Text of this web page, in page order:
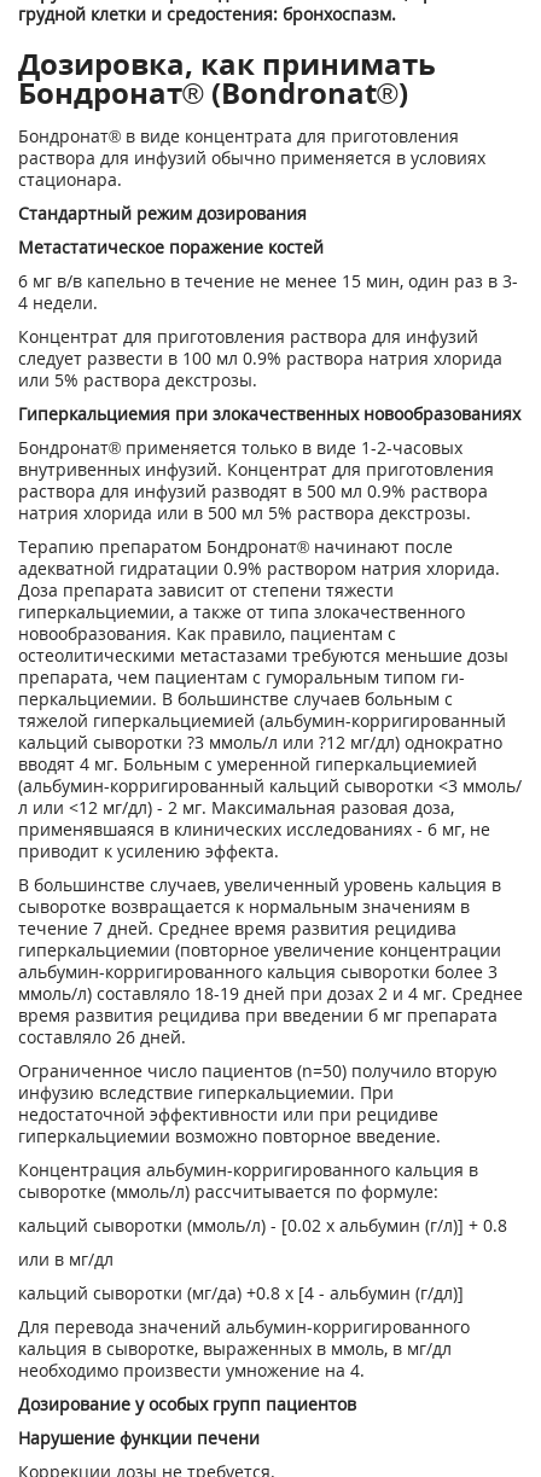
грудной клетки и средостения: бронхоспазм.
Дозировка, как принимать
Бондронат® (Bondronat®)
Бондронат® в виде концентрата для приготовления
раствора для инфузий обычно применяется в условиях
стационара.
Стандартный режим дозирования
Метастатическое поражение костей
6 мг в/в капельно в течение не менее 15 мин, один раз в 3-
4 недели.
Концентрат для приготовления раствора для инфузий
следует развести в 100 мл 0.9% рас­твора натрия хлорида
или 5% раствора декстрозы.
Гиперкальциемия при злокачественных новообразованиях
Бондронат® применяется только в виде 1-2-часовых
внутривенных инфузий. Концентрат для приготовления
раствора для инфузий разводят в 500 мл 0.9% раствора
натрия хлорида или в 500 мл 5% раствора декстрозы.
Терапию препаратом Бондронат® начинают после
адекватной гидратации 0.9% раствором натрия хлорида.
Доза препарата зависит от степени тяжести
гиперкальциемии, а также от типа злокачественного
новообразования. Как правило, пациентам с
остеолитическими ме­тастазами требуются меньшие дозы
препарата, чем пациентам с гуморальным типом ги­
перкальциемии. В большинстве случаев больным с
тяжелой гиперкальциемией (альбумин-корригированный
кальций сыворотки ?3 ммоль/л или ?12 мг/дл) однократно
вводят 4 мг. Больным с умеренной гиперкальциемией
(альбумин-корригированный кальций сыворотки <3 ммоль/
л или <12 мг/дл) - 2 мг. Максимальная разовая доза,
применявшаяся в клиниче­ских исследованиях - 6 мг, не
приводит к усилению эффекта.
В большинстве случаев, увеличенный уровень кальция в
сыворотке возвращается к нормальным значениям в
течение 7 дней. Среднее время развития рецидива
гиперкальциемии (повторное увеличение концентрации
альбумин-корригированного кальция сыворотки более 3
ммоль/л) составляло 18-19 дней при дозах 2 и 4 мг. Среднее
время развития рециди­ва при введении б мг препарата
составляло 26 дней.
Ограниченное число пациентов (n=50) получило вторую
инфузию вследствие гиперкальциемии. При
недостаточной эффективности или при рецидиве
гиперкальциемии возможно повторное введение.
Концентрация альбумин-корригированного кальция в
сыворотке (ммоль/л) рассчитывает­ся по формуле:
кальций сыворотки (ммоль/л) - [0.02 х альбумин (г/л)] + 0.8
или в мг/дл
кальций сыворотки (мг/да) +0.8 х [4 - альбумин (г/дл)]
Для перевода значений альбумин-корригированного
кальция в сыворотке, выраженных в ммоль, в мг/дл
необходимо произвести умножение на 4.
Дозирование у особых групп пациентов
Нарушение функции печени
Коррекции дозы не требуется.